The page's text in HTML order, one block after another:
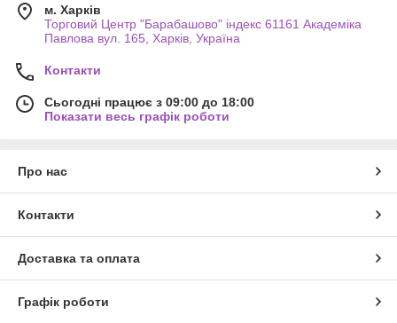
м. Харків
Торговий Центр "Барабашово" індекс 61161 Академіка
Павлова вул. 165, Харків, Україна
Контакти
Сьогодні працює з 09:00 до 18:00
Показати весь графік роботи
Про нас
Контакти
Доставка та оплата
Графік роботи